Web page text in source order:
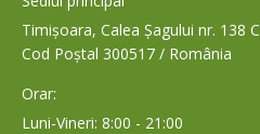
Timișoara, Calea Șagului nr. 138 C
Cod Poștal 300517 / România
Orar:
Luni-Vineri: 8:00 - 21:00